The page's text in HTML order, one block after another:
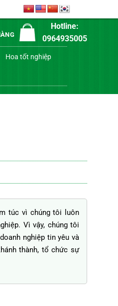
Hotline:
0964935005
Hoa tốt nghiệp
túc vì chúng tôi luôn
Vì vậy, chúng tôi
nghiệp tin yêu và
thành, tổ chức sự